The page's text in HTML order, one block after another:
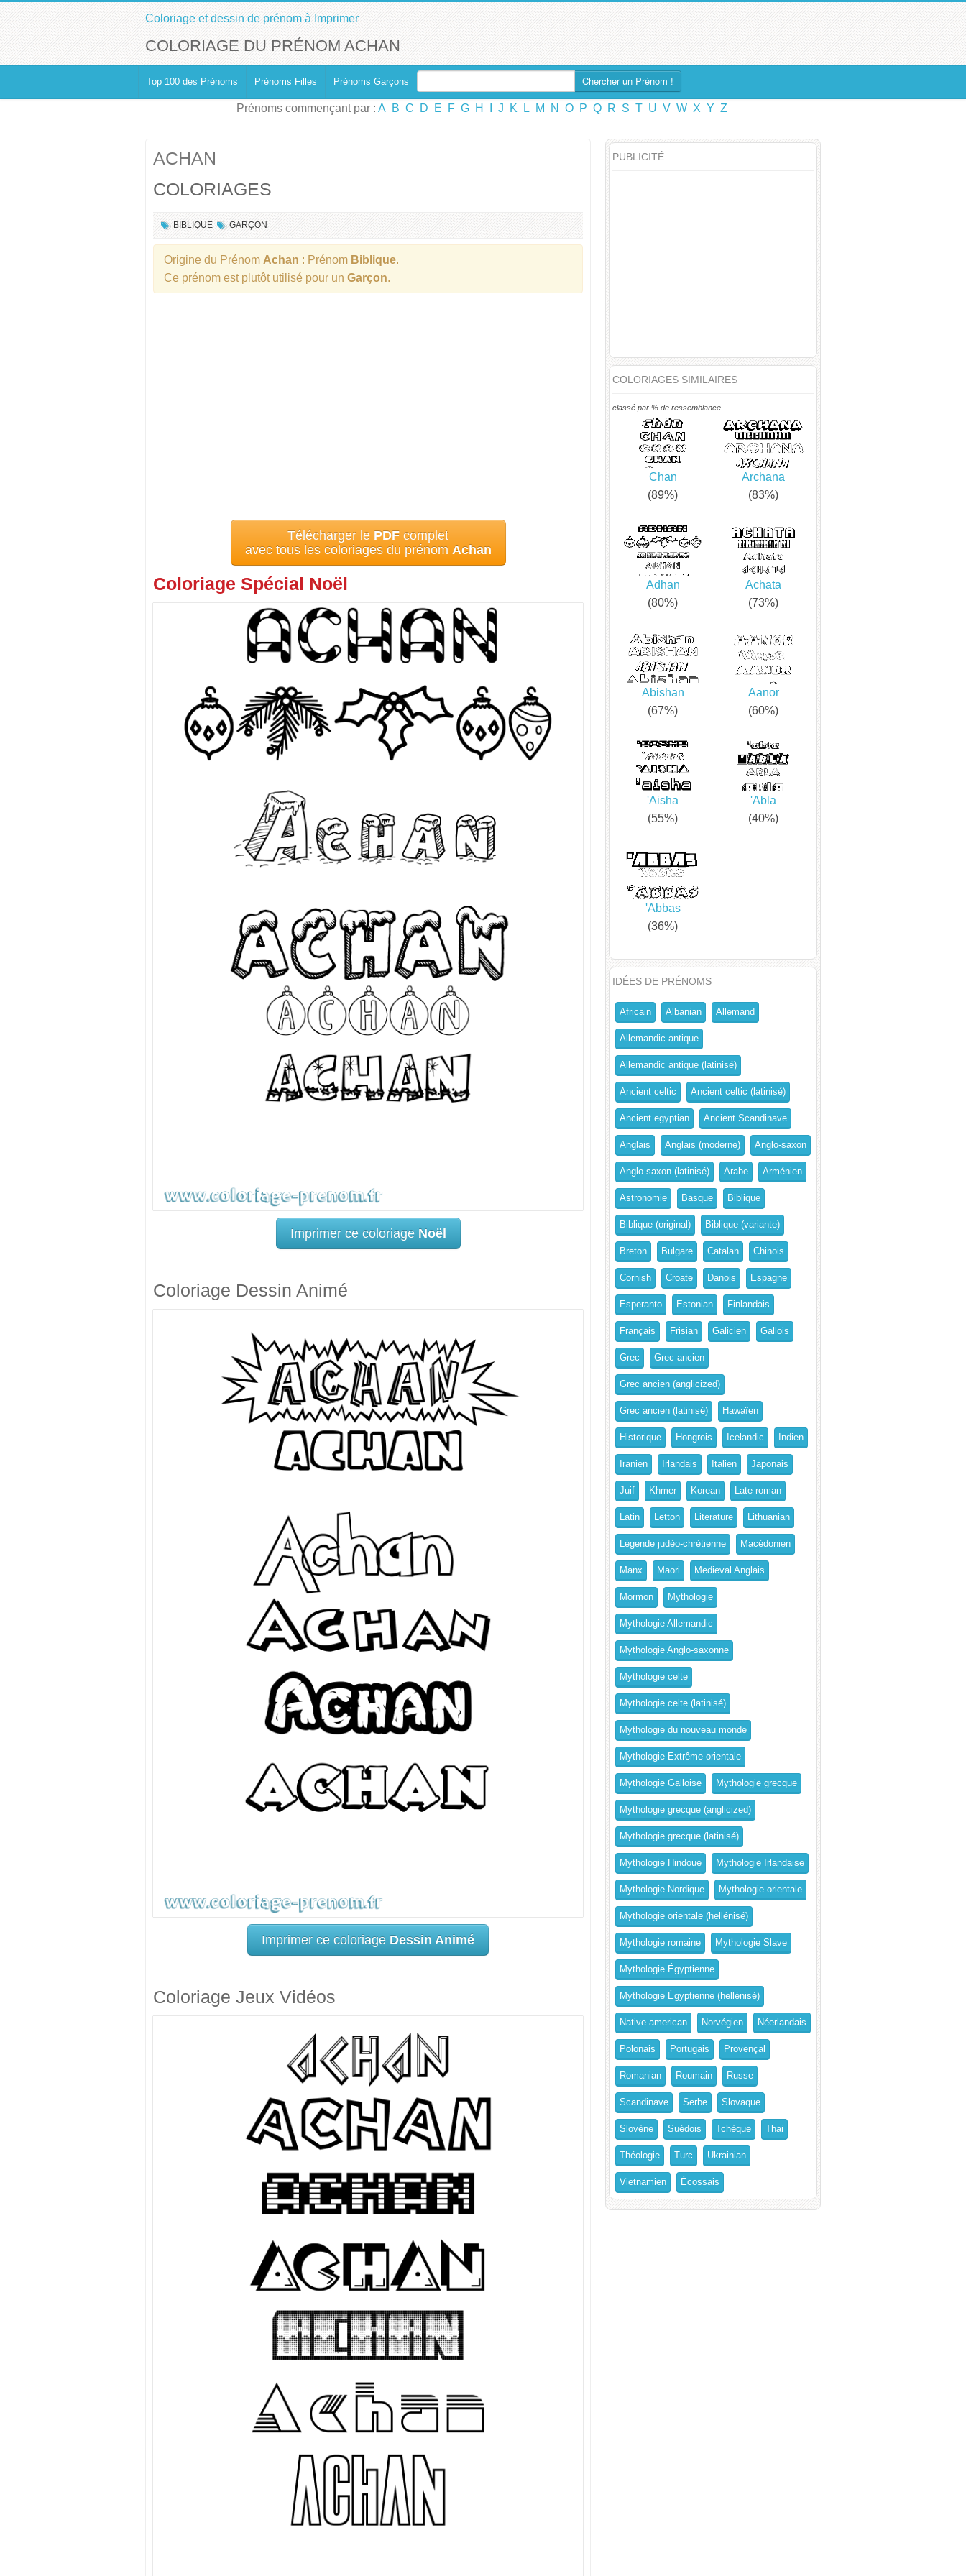
Coloriage et dessin de prénom à Imprimer
COLORIAGE DU PRÉNOM ACHAN
Top 100 des Prénoms Prénoms Filles Prénoms Garçons Chercher un Prénom !
Prénoms commençant par : A B C D E F G H J K L M N O P Q R S T U V W X Y Z
ACHAN
COLORIAGES
BIBLIQUE GARÇON
Origine du Prénom Achan : Prénom Biblique.
Ce prénom est plutôt utilisé pour un Garçon.
Télécharger le PDF complet
avec tous les coloriages du prénom Achan
Coloriage Spécial Noël
Imprimer ce coloriage Noël
Coloriage Dessin Animé
Imprimer ce coloriage Dessin Animé
Coloriage Jeux Vidéos
PUBLICITÉ
COLORIAGES SIMILAIRES
classé par % de ressemblance
Chan
(89%)
Archana
(83%)
Adhan
(80%)
Achata
(73%)
Abishan
(67%)
Aanor
(60%)
'Aisha
(55%)
'Abla
(40%)
'Abbas
(36%)
IDÉES DE PRÉNOMS
Africain Albanian Allemand
Allemandic antique
Allemandic antique (latinisé)
Ancient celtic Ancient celtic (latinisé)
Ancient egyptian Ancient Scandinave
Anglais Anglais (moderne) Anglo-saxon
Anglo-saxon (latinisé) Arabe Arménien
Astronomie Basque Biblique
Biblique (original) Biblique (variante)
Breton Bulgare Catalan Chinois
Cornish Croate Danois Espagne
Esperanto Estonian Finlandais
Français Frisian Galicien Gallois
Grec Grec ancien
Grec ancien (anglicized)
Grec ancien (latinisé) Hawaïen
Historique Hongrois Icelandic Indien
Iranien Irlandais Italien Japonais
Juif Khmer Korean Late roman
Latin Letton Literature Lithuanian
Légende judéo-chrétienne Macédonien
Manx Maori Medieval Anglais
Mormon Mythologie
Mythologie Allemandic
Mythologie Anglo-saxonne
Mythologie celte
Mythologie celte (latinisé)
Mythologie du nouveau monde
Mythologie Extrême-orientale
Mythologie Galloise Mythologie grecque
Mythologie grecque (anglicized)
Mythologie grecque (latinisé)
Mythologie Hindoue Mythologie Irlandaise
Mythologie Nordique Mythologie orientale
Mythologie orientale (hellénisé)
Mythologie romaine Mythologie Slave
Mythologie Égyptienne
Mythologie Égyptienne (hellénisé)
Native american Norvégien Néerlandais
Polonais Portugais Provençal
Romanian Roumain Russe
Scandinave Serbe Slovaque
Slovène Suédois Tchèque Thai
Théologie Turc Ukrainian
Vietnamien Écossais